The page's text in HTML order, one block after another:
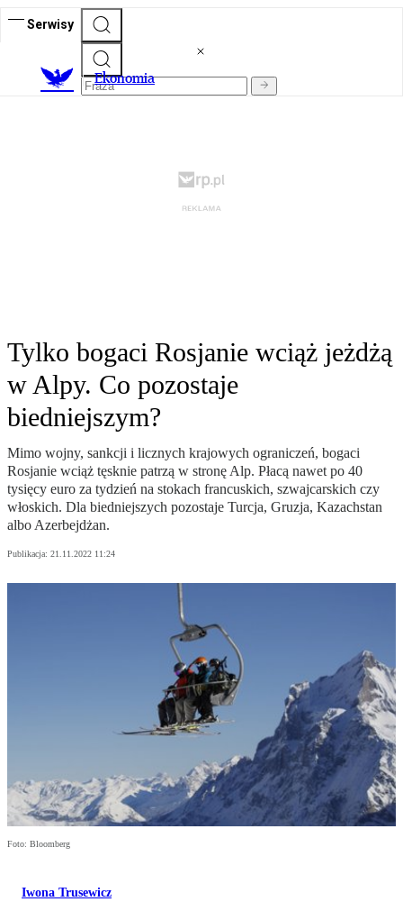
Serwisy
Ekonomia
Tylko bogaci Rosjanie wciąż jeżdżą
w Alpy. Co pozostaje
biedniejszym?
Mimo wojny, sankcji i licznych krajowych ograniczeń, bogaci
Rosjanie wciąż tęsknie patrzą w stronę Alp. Płacą nawet po 40
tysięcy euro za tydzień na stokach francuskich, szwajcarskich czy
włoskich. Dla biedniejszych pozostaje Turcja, Gruzja, Kazachstan
albo Azerbejdżan.
Publikacja: 21.11.2022 11:24
Foto: Bloomberg
Iwona Trusewicz